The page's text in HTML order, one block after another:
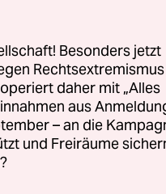
Die
aus
Besonders jetzt
Rechtsextremismus
daher mit „Alles
aus
– an die
und Freiräume